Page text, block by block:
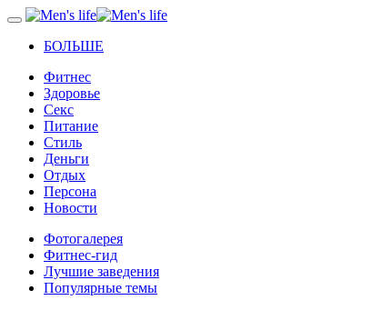
БОЛЬШЕ
Фитнес
Здоровье
Секс
Питание
Стиль
Деньги
Отдых
Персона
Новости
Фотогалерея
Фитнес-гид
Лучшие заведения
Популярные темы